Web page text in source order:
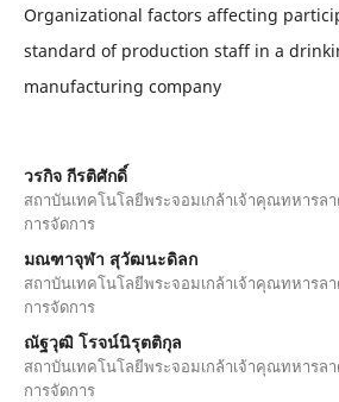
Organizational factors affecting
standard of production staff in a
manufacturing company
วรกิจ กีรติศักดิ์
สถาบันเทคโนโลยีพระจอมเกล้าเจ้าคุณทหารล
การจัดการ
มณฑาจุฬา สุวัฒนะดิลก
สถาบันเทคโนโลยีพระจอมเกล้าเจ้าคุณทหารล
การจัดการ
ณัฐวุฒิ โรจน์นิรุตติกุล
สถาบันเทคโนโลยีพระจอมเกล้าเจ้าคุณทหารล
การจัดการ